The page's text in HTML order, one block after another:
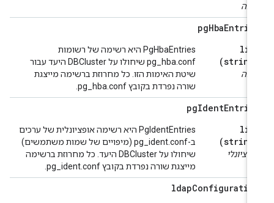
pgHba
‫PgHbaEntries היא רשימה של רשומות
pg_hba.conf שיחולו על DBCluster היעד עבור
שיטת האימות הזו. כל מחרוזת ברשימה מייצגת
שורה נפרדת בקובץ pg_hba.conf.
pgIdent
‫PgIdentEntries היא רשימה אופציונלית של ערכים
ב-pg_ident.conf (מיפויים של שמות משתמשים)
שיחולו על DBCluster היעד. כל מחרוזת ברשימה
מייצגת שורה נפרדת בקובץ pg_ident.conf.
ldap